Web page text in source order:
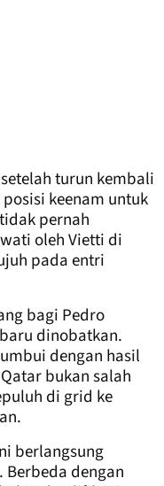
turun kembali
keenam untuk
pernah
oleh Vietti di
pada entri
bagi Pedro
dinobatkan.
dengan hasil
bukan salah
di grid ke
berlangsung
dengan